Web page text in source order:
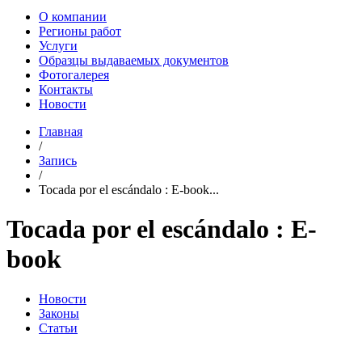
О компании
Регионы работ
Услуги
Образцы выдаваемых документов
Фотогалерея
Контакты
Новости
Главная
/
Запись
/
Tocada por el escándalo : E-book...
Tocada por el escándalo : E-
book
Новости
Законы
Статьи